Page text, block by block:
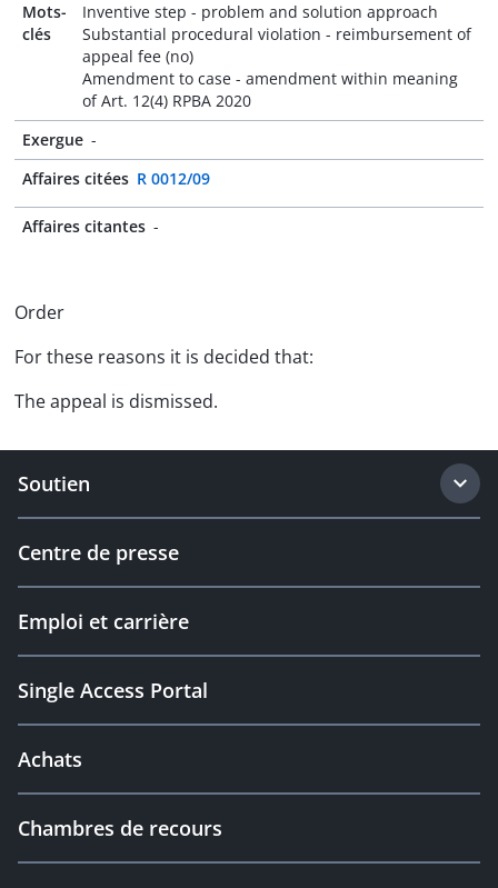
Mots-
clés
Inventive step - problem and solution approach
Substantial procedural violation - reimbursement of
appeal fee (no)
Amendment to case - amendment within meaning
of Art. 12(4) RPBA 2020
Exergue -
Affaires citées R 0012/09
Affaires citantes -
Order
For these reasons it is decided that:
The appeal is dismissed.
Soutien
Centre de presse
Emploi et carrière
Single Access Portal
Achats
Chambres de recours